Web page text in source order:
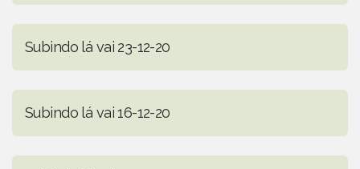
Subindo lá vai 23-12-20
Subindo lá vai 16-12-20